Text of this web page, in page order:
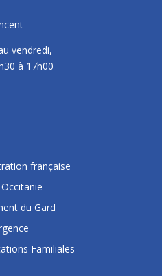
vendredi,
à 17h00
française
du Gard
Familiales